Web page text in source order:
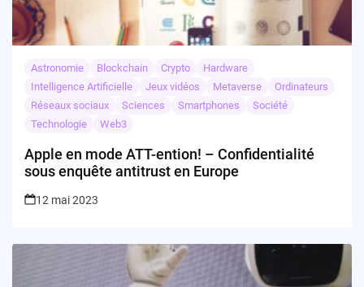
Astronomie Blockchain Crypto
Hardware
Intelligence Artificielle
Jeux vidéos Metaverse
Ordinateurs
Réseaux sociaux
Sciences Smartphones
Société
Technologie
Web3
Apple en mode ATT-ention! – Confidentialité
sous enquête antitrust en Europe
12 mai 2023